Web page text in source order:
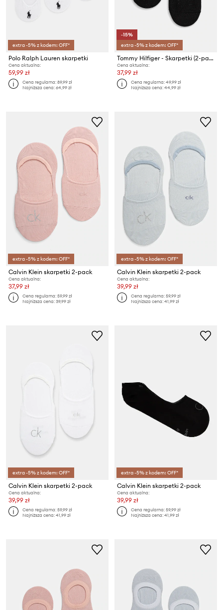
extra -5% z kodem: OFF*
Polo Ralph Lauren skarpetki
Cena aktualna:
59,99 zł
Cena regularna:89,99 zł
Najniższa cena:64,99 zł
-15%
extra -5% z kodem: OFF*
Tommy Hilfiger - Skarpetki (2-pack)
Cena aktualna:
37,99 zł
Cena regularna:49,99 zł
Najniższa cena:44,99 zł
extra -5% z kodem: OFF*
Calvin Klein skarpetki 2-pack
Cena aktualna:
37,99 zł
Cena regularna:59,99 zł
Najniższa cena:39,99 zł
extra -5% z kodem: OFF*
Calvin Klein skarpetki 2-pack
Cena aktualna:
39,99 zł
Cena regularna:59,99 zł
Najniższa cena:41,99 zł
extra -5% z kodem: OFF*
Calvin Klein skarpetki 2-pack
Cena aktualna:
39,99 zł
Cena regularna:59,99 zł
Najniższa cena:41,99 zł
extra -5% z kodem: OFF*
Calvin Klein skarpetki 2-pack
Cena aktualna:
39,99 zł
Cena regularna:59,99 zł
Najniższa cena:41,99 zł